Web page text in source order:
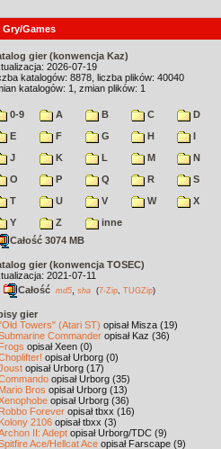
Gry/Games
gier (konwencja Kaz)
2026-07-19
katalogów: 8878, liczba plików: 40040
katalogów: 1, zmian plików: 1
0-9 A B C
D
E
F G H
I
J
K L M
N
O
P Q R
S
T
U V W
X
Y
Z
inne
Całość 3074 MB
gier (konwencja TOSEC)
2021-07-11
Całość md5 sha (7-Zip TUGZip)
gier
Towers" (Atari ST) opisał Misza (19)
Commander opisał Kaz (36)
Frogs opisał Xeen (0)
opisał Urborg (0)
opisał Urborg (17)
opisał Urborg (35)
Mario Bros opisał Urborg (13)
opisał Urborg (36)
Robbo Forever opisał tbxx (16)
Kolony 2106 opisał tbxx (3)
II: Adept opisał Urborg/TDC (9)
Ace/Hellcat Ace opisał Farscape (9)